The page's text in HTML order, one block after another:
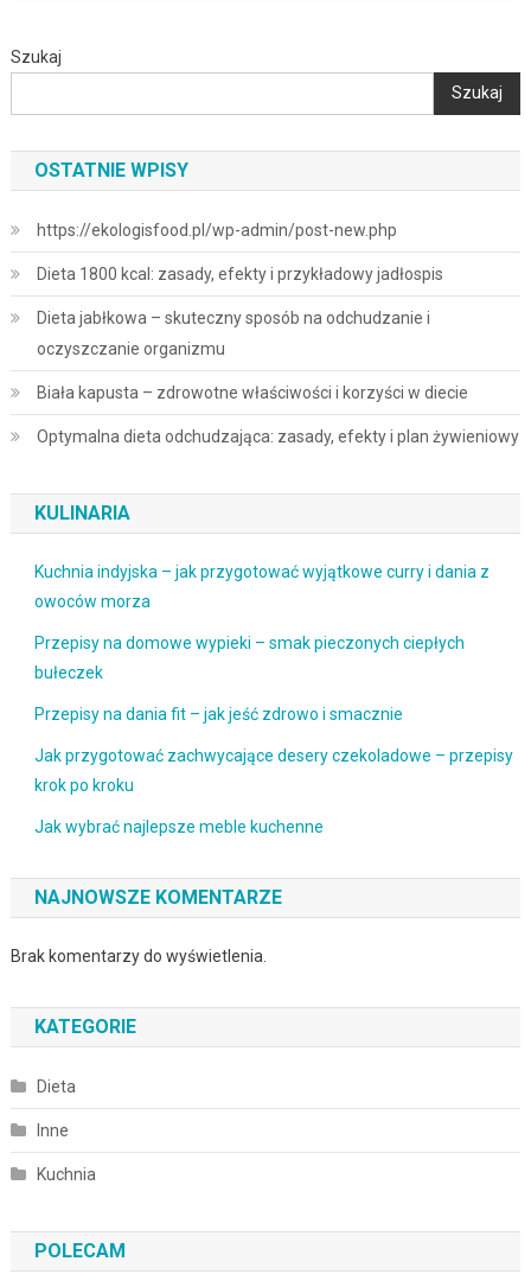
Szukaj
Szukaj
OSTATNIE WPISY
https://ekologisfood.pl/wp-admin/post-new.php
Dieta 1800 kcal: zasady, efekty i przykładowy jadłospis
Dieta jabłkowa – skuteczny sposób na odchudzanie i
oczyszczanie organizmu
Biała kapusta – zdrowotne właściwości i korzyści w diecie
Optymalna dieta odchudzająca: zasady, efekty i plan żywieniowy
KULINARIA
Kuchnia indyjska – jak przygotować wyjątkowe curry i dania z
owoców morza
Przepisy na domowe wypieki – smak pieczonych ciepłych
bułeczek
Przepisy na dania fit – jak jeść zdrowo i smacznie
Jak przygotować zachwycające desery czekoladowe – przepisy
krok po kroku
Jak wybrać najlepsze meble kuchenne
NAJNOWSZE KOMENTARZE
Brak komentarzy do wyświetlenia.
KATEGORIE
Dieta
Inne
Kuchnia
POLECAM